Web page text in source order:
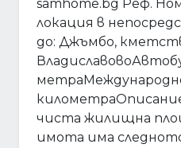
samhome.bg Реф.
локация в
до: Джъмбо,
чиста жилищна
имота има